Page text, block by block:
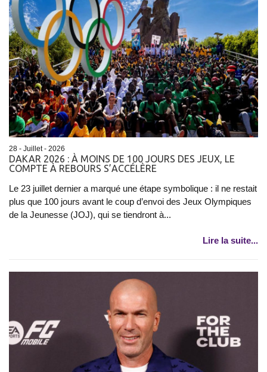
28 - Juillet - 2026
DAKAR 2026 : À MOINS DE 100 JOURS DES JEUX, LE
COMPTE À REBOURS S’ACCÉLÈRE
Le 23 juillet dernier a marqué une étape symbolique : il ne restait
plus que 100 jours avant le coup d’envoi des Jeux Olympiques
de la Jeunesse (JOJ), qui se tiendront à...
Lire la suite...